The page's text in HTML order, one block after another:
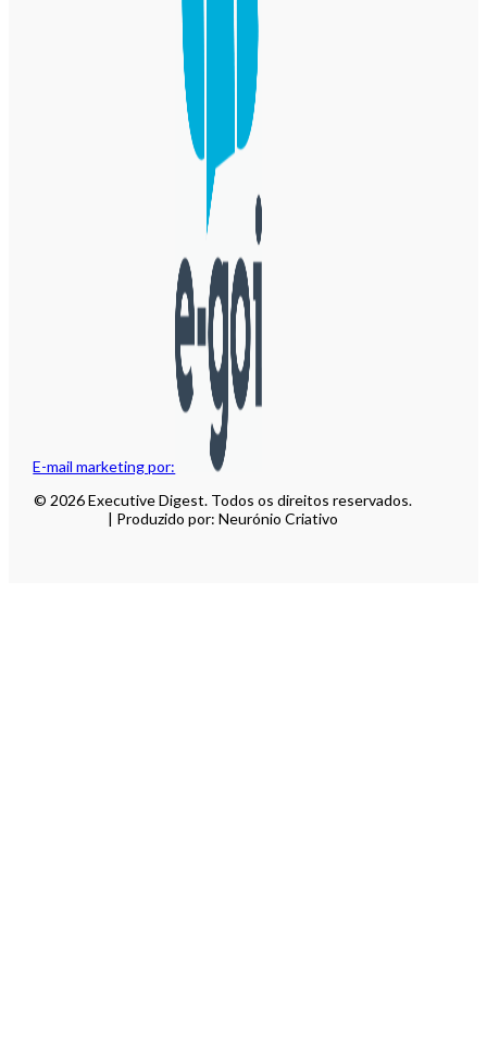
E-mail marketing por:
© 2026 Executive Digest. Todos os direitos reservados.
| Produzido por: Neurónio Criativo